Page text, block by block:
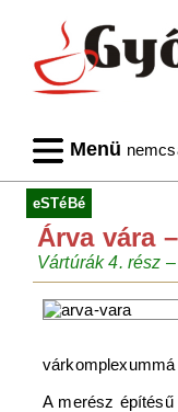
Menü
eSTéBé
Árva vára
Vártúrák 4. rész
A merész